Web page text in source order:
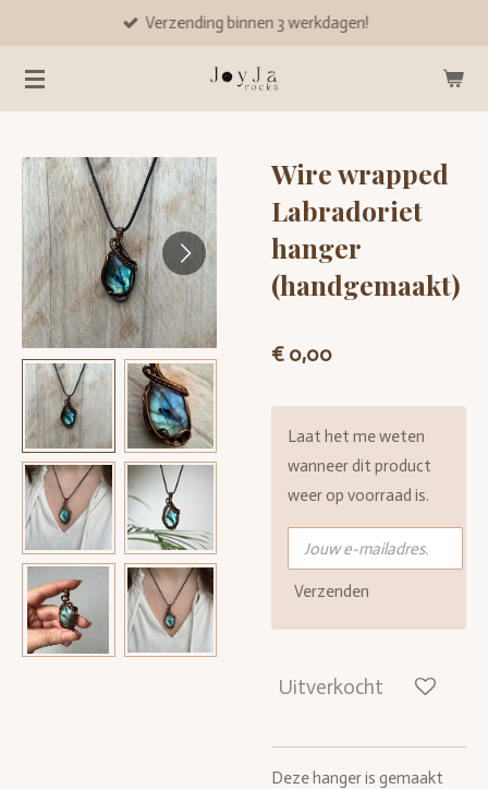
naar
de
Verzending binnen 3 werkdagen!
Wire wrapped
Labradoriet
hanger
(handgemaakt)
€ 0,00
Laat het me weten
wanneer dit product
weer op voorraad is.
Verzenden
Uitverkocht
Deze hanger is gemaakt